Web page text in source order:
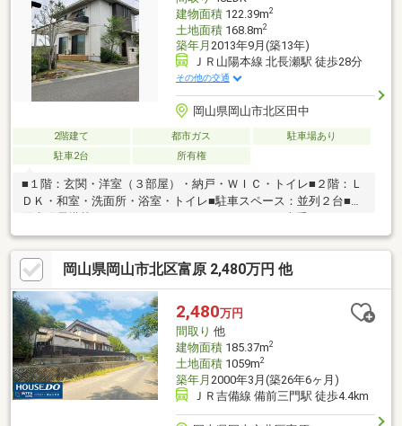
建物面積122.39m2
土地面積168.8m2
築年月 2013年9月(築13年)
ＪＲ山陽本線 北長瀬駅 徒歩28分
その他の交通
岡山県岡山市北区田中
2階建て 都市ガス
駐車場あり
駐車2台
所有権
■１階：玄関・洋室（３部屋）・納戸・ＷＩＣ・トイレ■２階：Ｌ
ＤＫ・和室・洗面所・浴室・トイレ■駐車スペース：並列２台■太
カー10社で共通の基準を満たすものを「スムストック住宅」と認
定①「新耐震基準」レベルの耐震性保持②スムストック住宅販
売士が明確な基準で適正評価③新築時～現在に至るまでの住宅履
歴（点検・補修）を管理・蓄積④５０年以上のメンテナンスプロ
グラムに対応。住宅購入後もそのまま引き継ぐことが可能
岡山県岡山市北区富原 2,480万円 他
2,480万円
間取り 他
建物面積185.37m2
土地面積1059m2
築年月 2000年3月(築26年6ヶ月)
ＪＲ吉備線 備前三門駅 徒歩4.4km